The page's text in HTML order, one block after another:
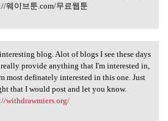
웨이브툰.com/무료웹툰
blog. Alot
blog. Alot of blogs I see these days
provide anything that I'm interested in,
most definately interested in this one. Just
that I would post and let you know.
withdrawmiers.org/